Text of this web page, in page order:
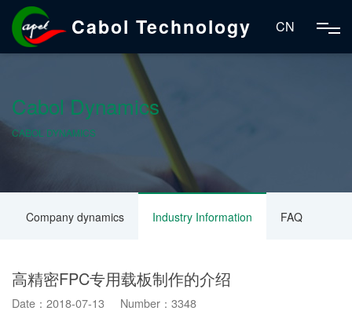
Cabol Technology CN
Cabol Dynamics
CABOL DYNAMICS
Company dynamics Industry Information FAQ
高精密FPC专用载板制作的介绍
Date：2018-07-13 Number：3348